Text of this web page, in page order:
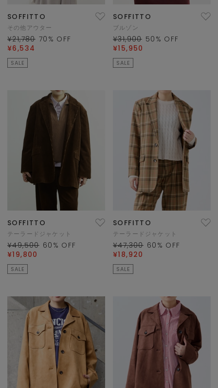
SOFFITTO
その他アウター
¥21,780 70 % OFF
¥6,534
SALE
SOFFITTO
ブルゾン
¥31,900 50 % OFF
¥15,950
SALE
SOFFITTO
テーラードジャケット
¥49,500 60 % OFF
¥19,800
SALE
SOFFITTO
テーラードジャケット
¥47,300 60 % OFF
¥18,920
SALE